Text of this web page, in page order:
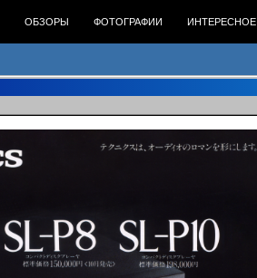
ОБЗОРЫ ФОТОГРАФИИ ИНТЕРЕСНОЕ